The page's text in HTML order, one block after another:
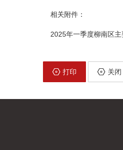
相关附件：
2025年一季度柳南区
打印 关闭